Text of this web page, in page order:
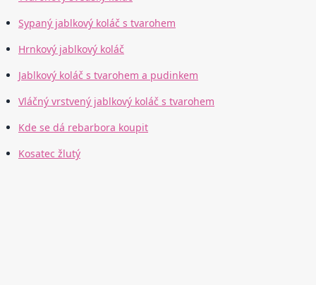
Sypaný jablkový koláč s tvarohem
Hrnkový jablkový koláč
Jablkový koláč s tvarohem a pudinkem
Vláčný vrstvený jablkový koláč s tvarohem
Kde se dá rebarbora koupit
Kosatec žlutý